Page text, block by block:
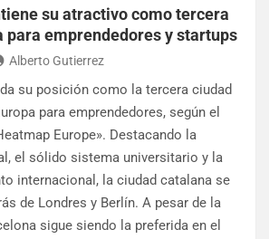
su atractivo como tercera
para emprendedores y startups
Alberto Gutierrez
su posición como la tercera ciudad
para emprendedores, según el
Europe». Destacando la
el sólido sistema universitario y la
internacional, la ciudad catalana se
de Londres y Berlín. A pesar de la
sigue siendo la preferida en el